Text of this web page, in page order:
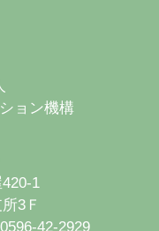
ョン機構
1
3Ｆ
42-2929